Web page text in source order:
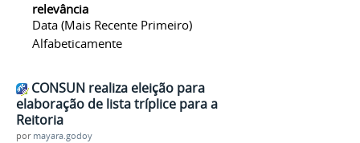
relevância
Data (mais Recente Primeiro)
Alfabeticamente
CONSUN realiza eleição para
elaboração de lista tríplice para a
Reitoria
por mayara.godoy